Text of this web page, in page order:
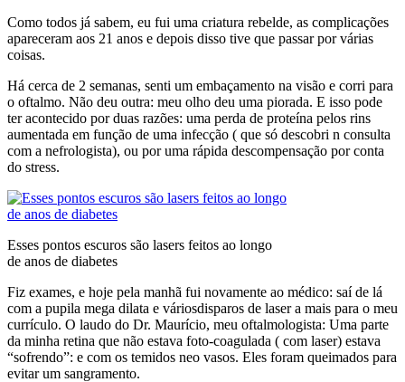
Como todos já sabem, eu fui uma criatura rebelde, as complicações
apareceram aos 21 anos e depois disso tive que passar por várias
coisas.
Há cerca de 2 semanas, senti um embaçamento na visão e corri para
o oftalmo. Não deu outra: meu olho deu uma piorada. E isso pode
ter acontecido por duas razões: uma perda de proteína pelos rins
aumentada em função de uma infecção ( que só descobri n consulta
com a nefrologista), ou por uma rápida descompensação por conta
do stress.
Esses pontos escuros são lasers feitos ao longo
de anos de diabetes
Fiz exames, e hoje pela manhã fui novamente ao médico: saí de lá
com a pupila mega dilata e váriosdisparos de laser a mais para o meu
currículo. O laudo do Dr. Maurício, meu oftalmologista: Uma parte
da minha retina que não estava foto-coagulada ( com laser) estava
“sofrendo”: e com os temidos neo vasos. Eles foram queimados para
evitar um sangramento.